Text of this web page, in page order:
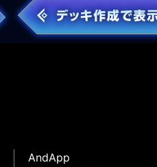
AndApp